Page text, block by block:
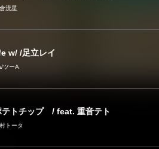
流星
w/ /足立レイ
ツーA
テトチップ / feat. 重音テト
トータ